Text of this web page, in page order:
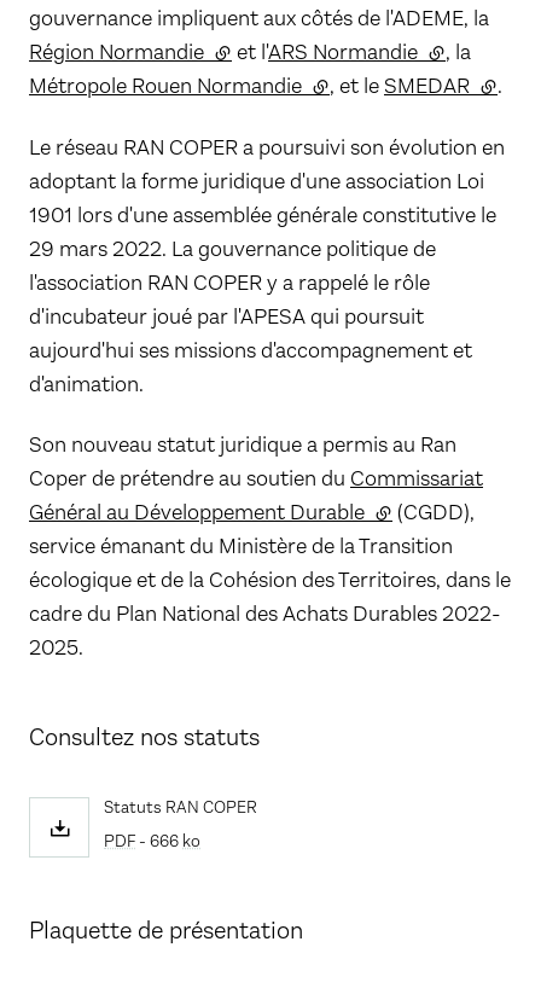
gouvernance impliquent aux côtés de l'ADEME, la
Région Normandie (lien externe)
et l'ARS Normandie (lien
, la
Métropole Rouen Normandie (lien externe)
, et le SMEDAR (lien
.
Le réseau RAN COPER a poursuivi son évolution en
adoptant la forme juridique d'une association Loi
1901 lors d'une assemblée générale constitutive le
29 mars 2022. La gouvernance politique de
l'association RAN COPER y a rappelé le rôle
d'incubateur joué par l'APESA qui poursuit
aujourd'hui ses missions d'accompagnement et
d'animation.
Son nouveau statut juridique a permis au Ran
Coper de prétendre au soutien du Commissariat
Général au Développement Durable (lien externe)
(CGDD),
service émanant du Ministère de la Transition
écologique et de la Cohésion des Territoires, dans le
cadre du Plan National des Achats Durables 2022-
2025.
Consultez nos statuts
Statuts RAN COPER
PDF - 666 ko
Plaquette de présentation